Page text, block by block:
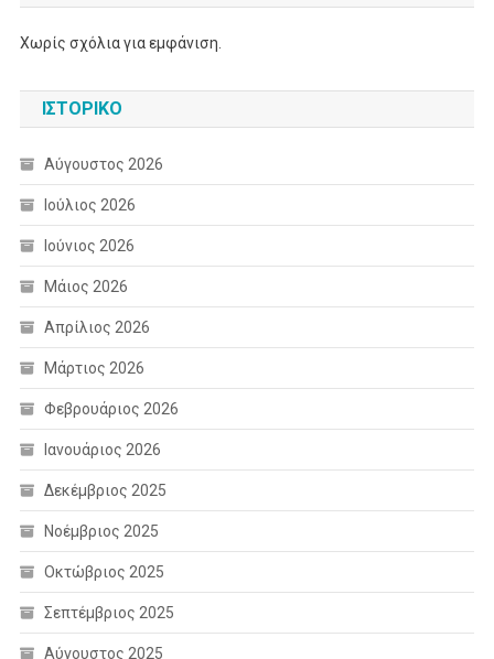
Χωρίς σχόλια για εμφάνιση.
ΙΣΤΟΡΙΚΌ
Αύγουστος 2026
Ιούλιος 2026
Ιούνιος 2026
Μάιος 2026
Απρίλιος 2026
Μάρτιος 2026
Φεβρουάριος 2026
Ιανουάριος 2026
Δεκέμβριος 2025
Νοέμβριος 2025
Οκτώβριος 2025
Σεπτέμβριος 2025
Αύγουστος 2025